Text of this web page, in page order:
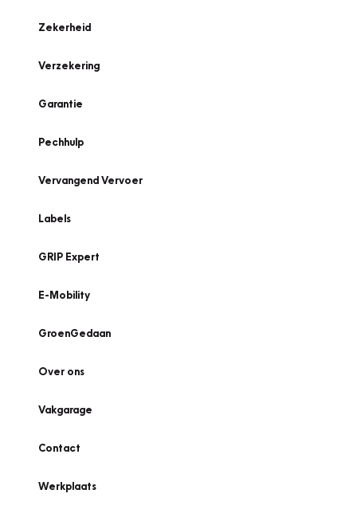
Zekerheid
Verzekering
Garantie
Pechhulp
Vervangend Vervoer
Labels
GRIP Expert
E-Mobility
GroenGedaan
Over ons
Vakgarage
Contact
Werkplaats